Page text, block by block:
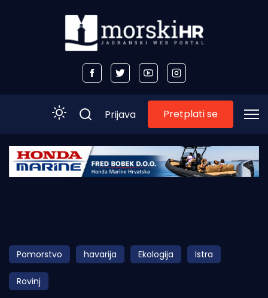
Početna
Obala
Otoci
Turizam i nautika
Prijava Pretplati se
Pomorstvo havarija Ekologija Istra
Rovinj